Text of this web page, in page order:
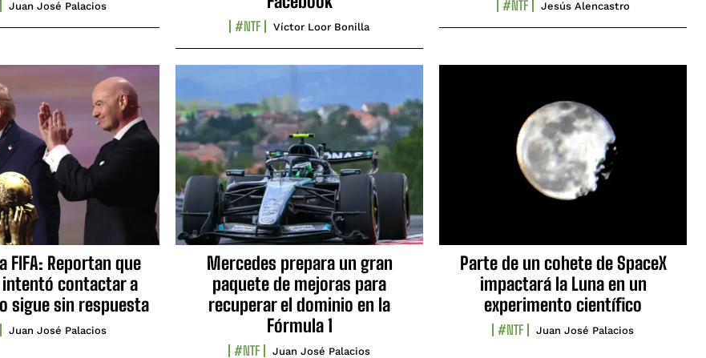
Juan José Palacios
#NTF Víctor Loor Bonilla
#NTF Jesús Alencastro
FIFA: Reportan que
contactar a
sigue sin respuesta
Juan José Palacios
Mercedes prepara un gran
paquete de mejoras para
recuperar el dominio en la
Fórmula 1
#NTF Juan José Palacios
Parte de un cohete de SpaceX
impactará la Luna en un
experimento científico
#NTF Juan José Palacios